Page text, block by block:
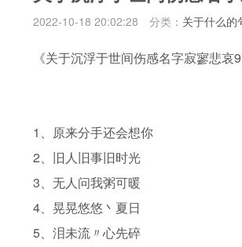
2022-10-18 20:02:28 分类： 关于什么的
《关于沉浮于世间伤感名字寂寥悲
1、原来分手还会想你
2、旧人旧事旧时光
3、无人问我粥可暖
4、晃晃悠悠丶夏日
5、泪未流〃心先碎